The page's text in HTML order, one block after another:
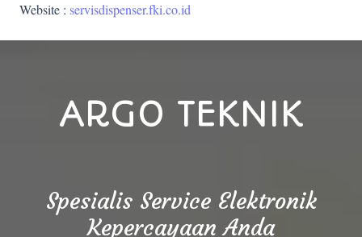
Website : servisdispenser.fki.co.id
ARGO TEKNIK
Spesialis Service Elektronik
Kepercayaan Anda